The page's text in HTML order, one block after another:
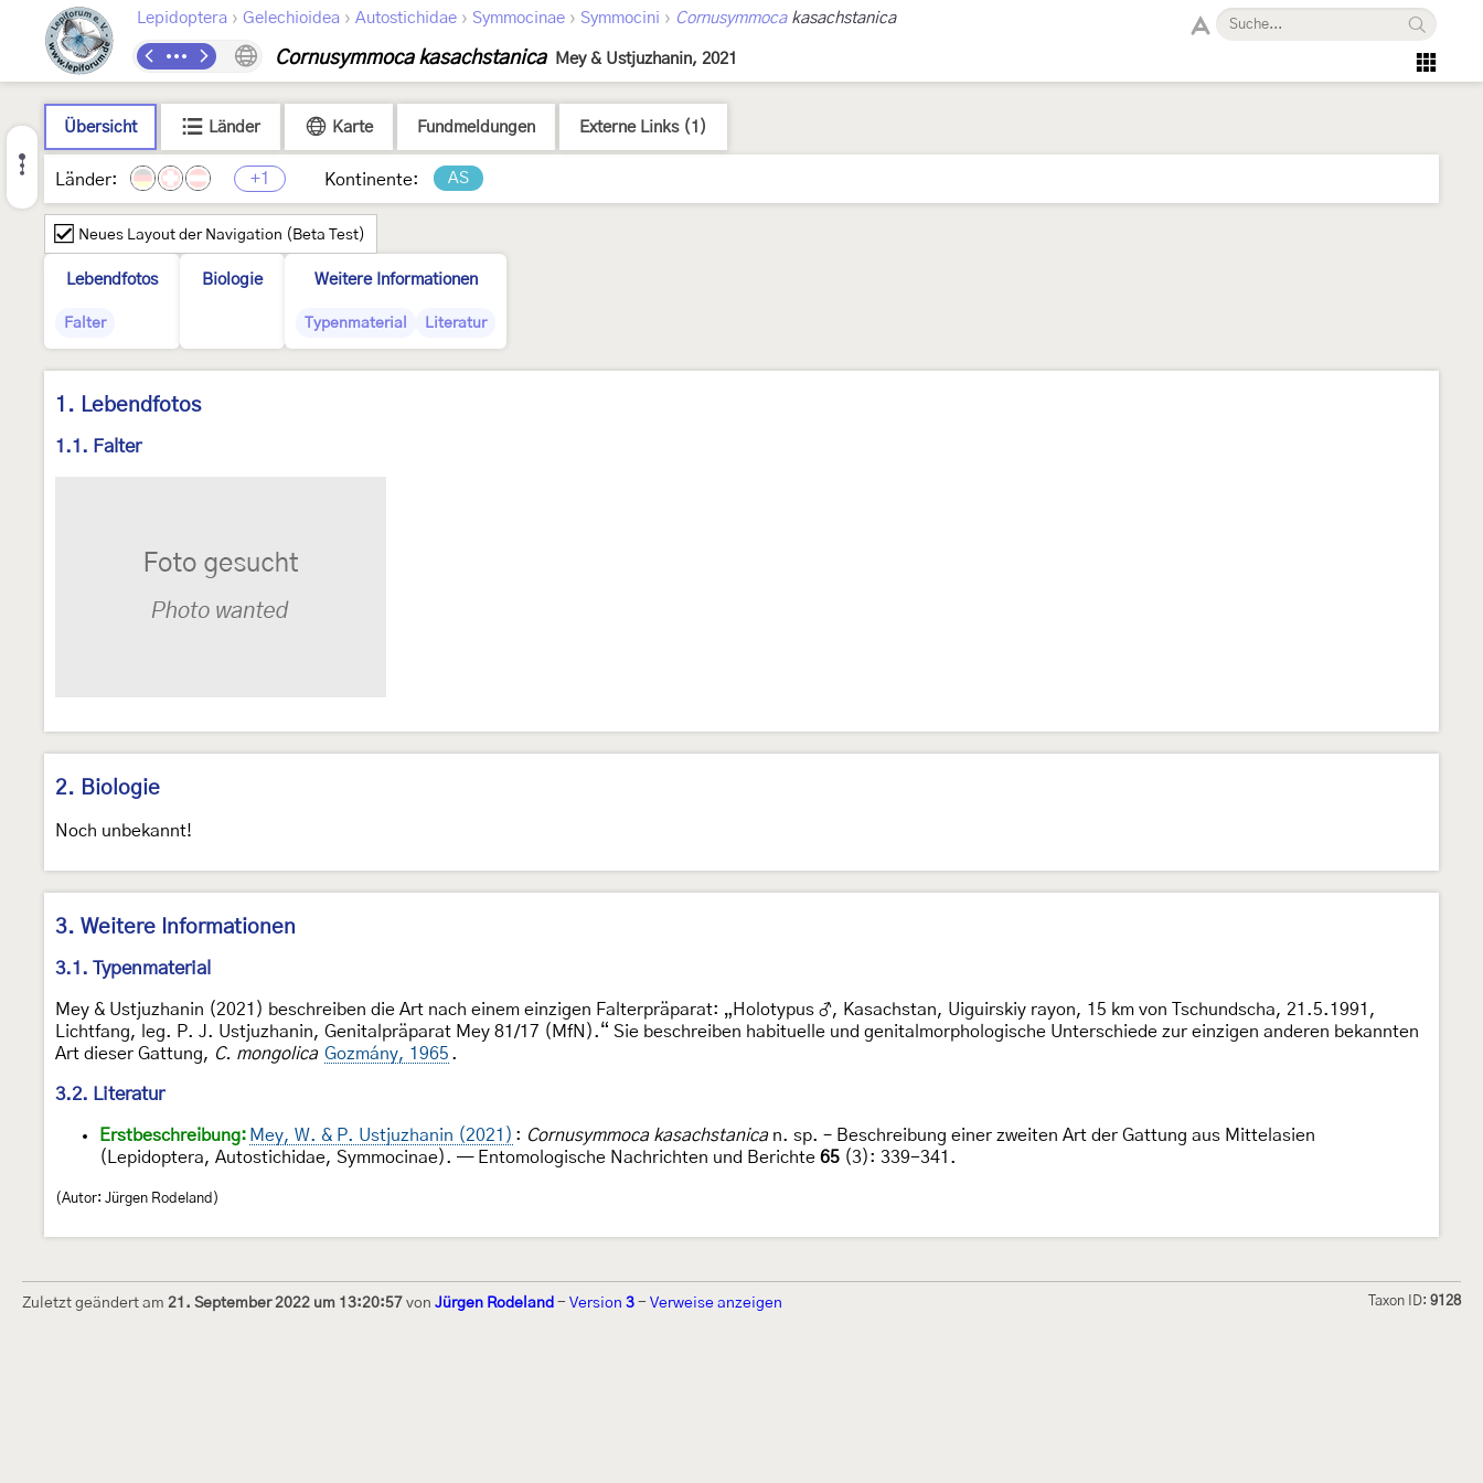
Lepidoptera › Gelechioidea › Autostichidae › Symmocinae › Symmocini › Cornusymmocakasachstanica
Cornusymmoca kasachstanica Mey & Ustjuzhanin, 2021
Übersicht Länder Karte Fundmeldungen Externe Links (1)
Länder: +1 Kontinente: AS
Neues Layout der Navigation (Beta Test)
Lebendfotos
Falter
Biologie Weitere Informationen
Typenmaterial Literatur
1. Lebendfotos
1.1. Falter
2. Biologie
Noch unbekannt!
3. Weitere Informationen
3.1. Typenmaterial
Mey & Ustjuzhanin (2021) beschreiben die Art nach einem einzigen Falterpräparat: „Holotypus ♂, Kasachstan, Uiguirskiy rayon, 15 km von Tschundscha, 21.5.1991,
Lichtfang, leg. P. J. Ustjuzhanin, Genitalpräparat Mey 81/17 (MfN).“ Sie beschreiben habituelle und genitalmorphologische Unterschiede zur einzigen anderen bekannten
Art dieser Gattung, C. mongolica Gozmány, 1965 .
3.2. Literatur
Erstbeschreibung: Mey, W. & P. Ustjuzhanin (2021) : Cornusymmoca kasachstanican. sp. – Beschreibung einer zweiten Art der Gattung aus Mittelasien
(Lepidoptera, Autostichidae, Symmocinae). — Entomologische Nachrichten und Berichte 65 (3): 339-341.
(Autor: Jürgen Rodeland)
Zuletzt geändert am 21. September 2022 um 13:20:57 von Jürgen Rodeland - Version 3 - Verweise anzeigen Taxon ID: 9128